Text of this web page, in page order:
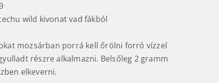
wild kivonat vad fákból
mozsárban porrá kell őrölni forró vízzel
részre alkalmazni. Belsőleg 2 gramm
elkeverni.